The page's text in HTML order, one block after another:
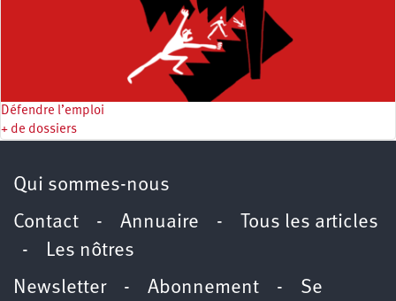
Défendre l’emploi
+ de dossiers
Qui sommes-nous
Contact - Annuaire -
Tous les articles
- Les nôtres
Newsletter- Abonnement - Se